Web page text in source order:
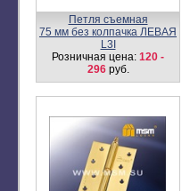
Петля съемная
75 мм без колпачка ЛЕВАЯ
L3I
Розничная цена: 120 -
296руб.